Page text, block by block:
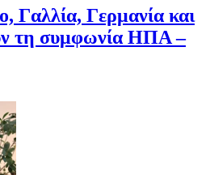
Γαλλία, Γερμανία και
τη συμφωνία ΗΠΑ –